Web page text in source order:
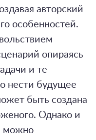
авторский
особенностей.
опираясь
и те
нести будущее
быть создана
Однако и
можно